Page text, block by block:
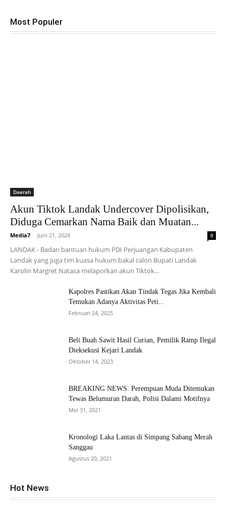
Most Populer
Daerah
Akun Tiktok Landak Undercover Dipolisikan,
Diduga Cemarkan Nama Baik dan Muatan...
Media7 - Juni 21, 2024 0
LANDAK - Badan bantuan hukum PDI Perjuangan Kabupaten
Landak yang juga tim kuasa hukum bakal calon Bupati Landak
Karolin Margret Natasa melaporkan akun Tiktok...
Kapolres Pastikan Akan Tindak Tegas Jika Kembali
Temukan Adanya Aktivitas Peti...
Februari 24, 2025
Beli Buah Sawit Hasil Curian, Pemilik Ramp Ilegal
Dieksekusi Kejari Landak
Oktober 14, 2023
BREAKING NEWS: Perempuan Muda Ditemukan
Tewas Belumuran Darah, Polisi Dalami Motifnya
Mei 31, 2021
Kronologi Laka Lantas di Simpang Sabang Merah
Sanggau
Agustus 20, 2021
Hot News